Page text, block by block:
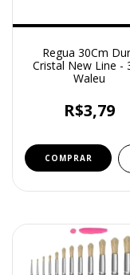
Regua 30Cm
Cristal New Line -
Waleu
R$3,79